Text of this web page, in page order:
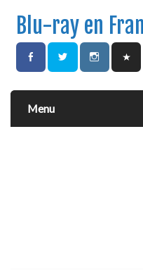
Blu-ray en
Menu